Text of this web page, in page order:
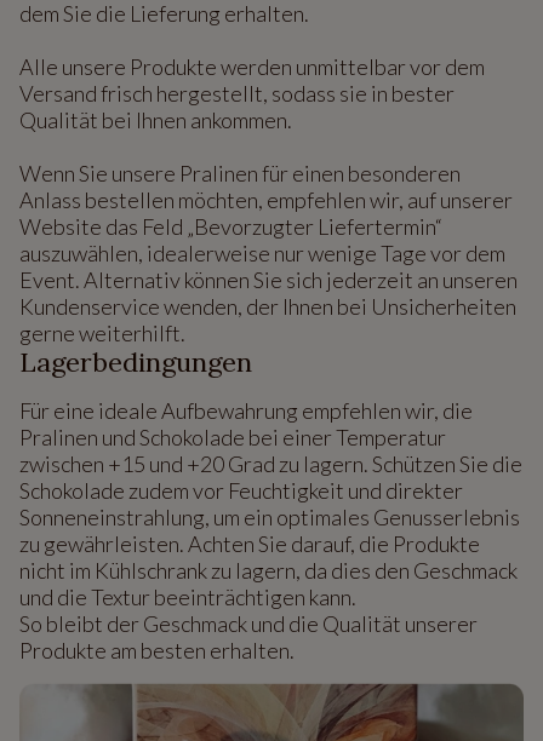
dem Sie die Lieferung erhalten.
Alle unsere Produkte werden unmittelbar vor dem
Versand frisch hergestellt, sodass sie in bester
Qualität bei Ihnen ankommen.
Wenn Sie unsere Pralinen für einen besonderen
Anlass bestellen möchten, empfehlen wir, auf unserer
Website das Feld „Bevorzugter Liefertermin“
auszuwählen, idealerweise nur wenige Tage vor dem
Event. Alternativ können Sie sich jederzeit an unseren
Kundenservice wenden, der Ihnen bei Unsicherheiten
gerne weiterhilft.
Lagerbedingungen
Für eine ideale Aufbewahrung empfehlen wir, die
Pralinen und Schokolade bei einer Temperatur
zwischen +15 und +20 Grad zu lagern. Schützen Sie die
Schokolade zudem vor Feuchtigkeit und direkter
Sonneneinstrahlung, um ein optimales Genusserlebnis
zu gewährleisten. Achten Sie darauf, die Produkte
nicht im Kühlschrank zu lagern, da dies den Geschmack
und die Textur beeinträchtigen kann.
So bleibt der Geschmack und die Qualität unserer
Produkte am besten erhalten.